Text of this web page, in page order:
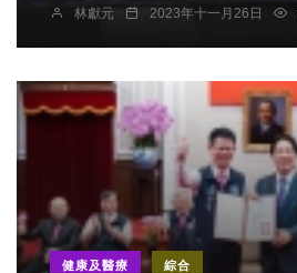
林獻元 2023年十一月26日
健康及醫療 綜合